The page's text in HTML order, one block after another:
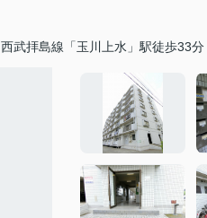
西武拝島線「玉川上水」駅徒歩33分